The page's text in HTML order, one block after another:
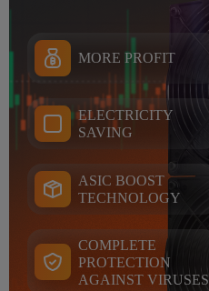
MORE PROFIT
ELECTRICITY
SAVING
ASIC BOOST
TECHNOLOGY
COMPLETE
PROTECTION
AGAINST VIRUSES